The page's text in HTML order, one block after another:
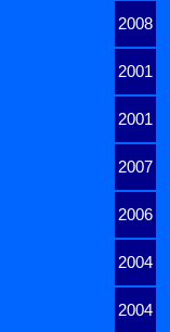
2008
2001
2001
2007
2006
2004
2004